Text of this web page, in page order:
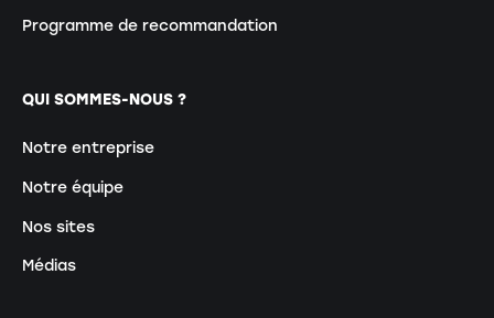
Programme de recommandation
QUI SOMMES-NOUS ?
Notre entreprise
Notre équipe
Nos sites
Médias